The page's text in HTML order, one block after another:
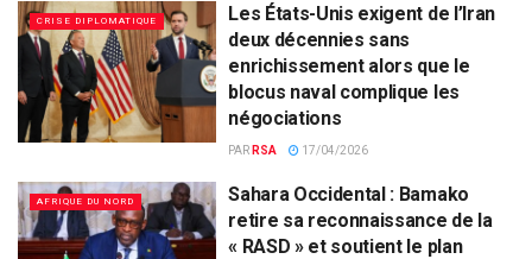
CRISE DIPLOMATIQUE
Les États-Unis exigent de l’Iran
deux décennies sans
enrichissement alors que le
blocus naval complique les
négociations
PAR RSA 17/04/2026
AFRIQUE DU NORD
Sahara Occidental : Bamako
retire sa reconnaissance de la
« RASD » et soutient le plan